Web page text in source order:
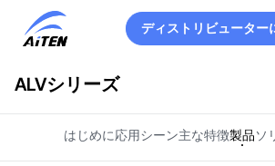
テ
ツ
ディストリビューター
ディストリビューター
ALVシリーズ
はじめに応用シーン主な特徴製品ソ